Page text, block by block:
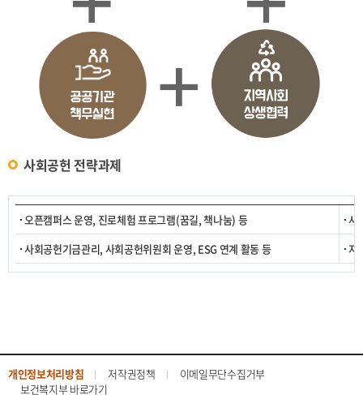
사회공헌 전략과제
오픈캠퍼스 운영, 진로체험 프로그램(꿈길, 책나눔) 등
사
사회공헌기금관리, 사회공헌위원회 운영, ESG 연계 활동 등
지
개인정보처리방침 저작권정책
이메일무단수집거부
보건복지부 바로가기